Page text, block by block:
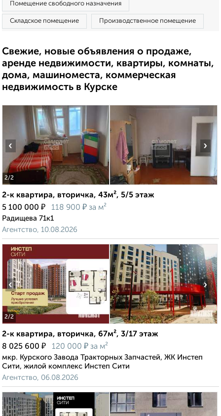
Помещение свободного назначения
Складское помещение Производственное помещение
Свежие, новые объявления о продаже,
аренде недвижимости, квартиры, комнаты,
дома, машиноместа, коммерческая
недвижимость в Курске
2/2
‹ ›
2-к квартира, вторичка, 43м², 5/5 этаж
5 100 000 ₽ 118 900 ₽ за м²
Радищева 71к1
Агентство, 10.08.2026
2/2
‹ ›
2-к квартира, вторичка, 67м², 3/17 этаж
8 025 600 ₽ 120 000 ₽ за м²
мкр. Курского Завода Тракторных Запчастей, ЖК Инстеп
Сити, жилой комплекс Инстеп Сити
Агентство, 06.08.2026